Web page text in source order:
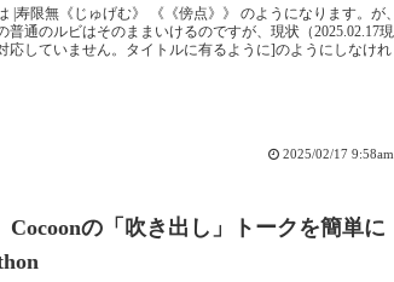
|寿限無《じゅげむ》 《《傍点》》 のようになります。が、
普通のルビはそのままいけるのですが、現状（2025.02.17現
応していません。タイトルに有るように]のようにしなけれ
2025/02/17 9:58am
Cocoonの「吹き出し」トークを簡単に